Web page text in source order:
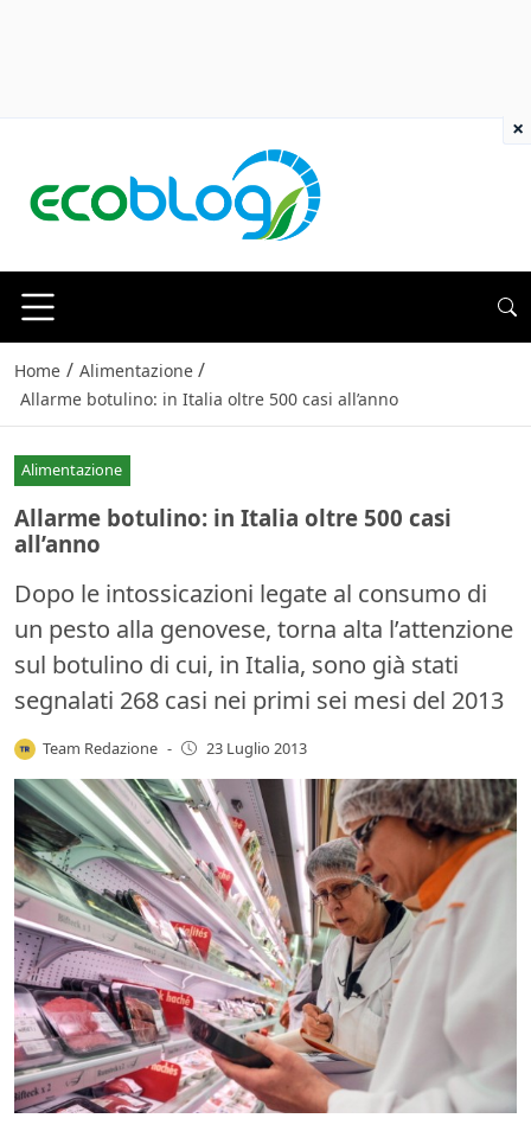
Home / Alimentazione /
Allarme botulino: in Italia oltre 500 casi all’anno
Alimentazione
Allarme botulino: in Italia oltre 500 casi
all’anno
Dopo le intossicazioni legate al consumo di
un pesto alla genovese, torna alta l’attenzione
sul botulino di cui, in Italia, sono già stati
segnalati 268 casi nei primi sei mesi del 2013
Team Redazione - 23 Luglio 2013
×